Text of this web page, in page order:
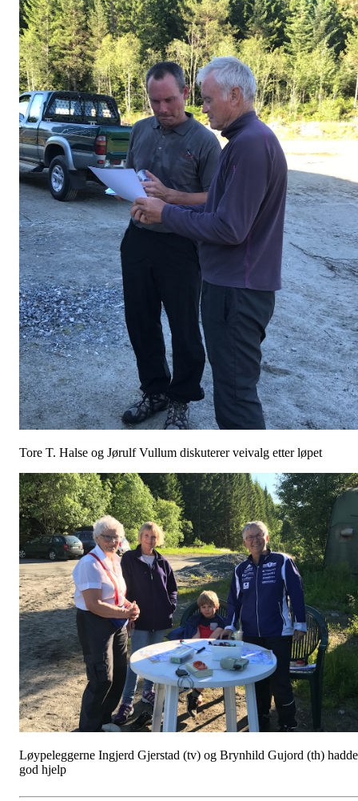
Tore T. Halse og Jørulf Vullum diskuterer veivalg etter løpet
Løypeleggerne Ingjerd Gjerstad (tv) og Brynhild Gujord (th) hadde
god hjelp